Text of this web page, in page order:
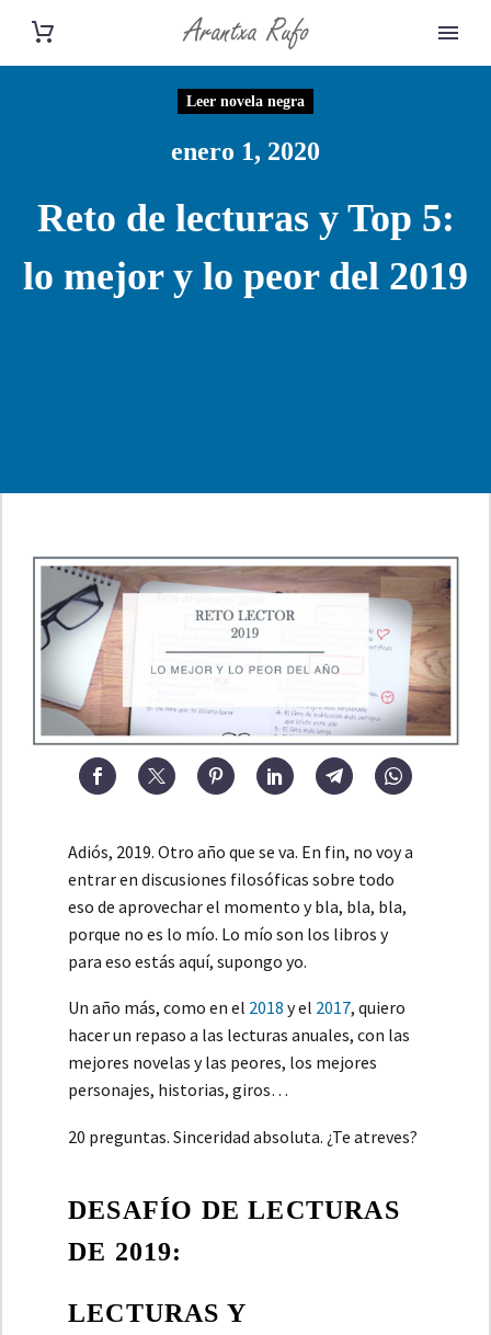
Leer novela negra
enero 1, 2020
Reto de lecturas y Top 5:
lo mejor y lo peor del 2019
Adiós, 2019. Otro año que se va. En fin, no voy a
entrar en discusiones filosóficas sobre todo
eso de aprovechar el momento y bla, bla, bla,
porque no es lo mío. Lo mío son los libros y
para eso estás aquí, supongo yo.
Un año más, como en el 2018 y el 2017, quiero
hacer un repaso a las lecturas anuales, con las
mejores novelas y las peores, los mejores
personajes, historias, giros…
20 preguntas. Sinceridad absoluta. ¿Te atreves?
DESAFÍO DE LECTURAS
DE 2019:
LECTURAS Y